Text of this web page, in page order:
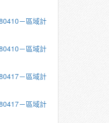
－區域計
－區域計
－區域計
－區域計